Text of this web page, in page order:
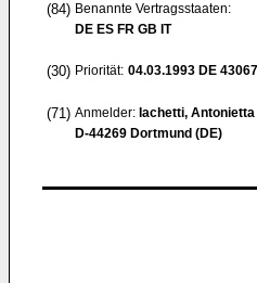
(84) Benannte Vertragsstaaten:
DE ES FR GB IT
(30) Priorität: 04.03.1993 DE
(71) Anmelder: Iachetti,
D-44269 Dortmund (DE)